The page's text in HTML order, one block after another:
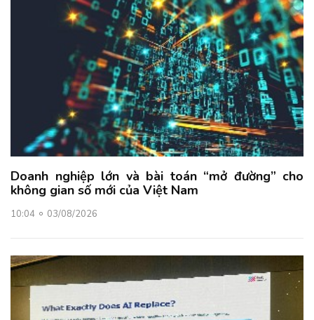
Doanh nghiệp lớn và bài toán “mở đường” cho
không gian số mới của Việt Nam
10:04 03/08/2026